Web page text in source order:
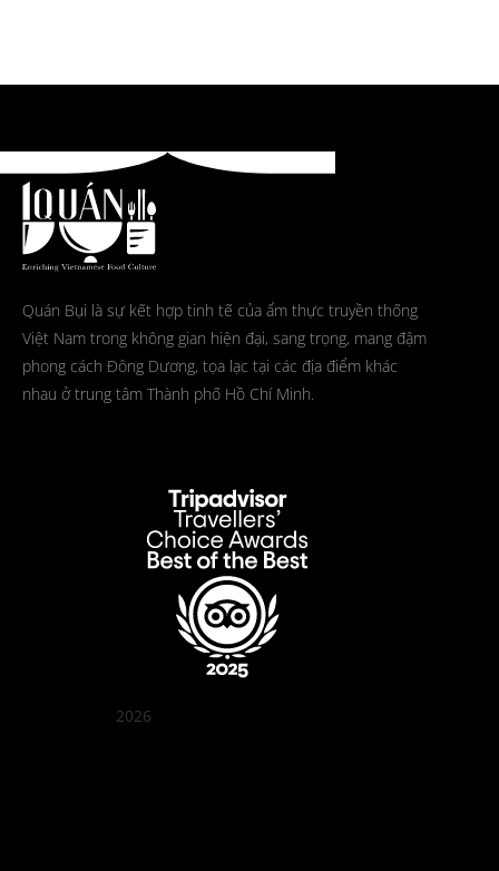
Quán Bụi là sự kết hợp tinh tế của ẩm thực truyền thống
Việt Nam trong không gian hiện đại, sang trọng, mang đậm
phong cách Đông Dương, tọa lạc tại các địa điểm khác
nhau ở trung tâm Thành phố Hồ Chí Minh.
2026